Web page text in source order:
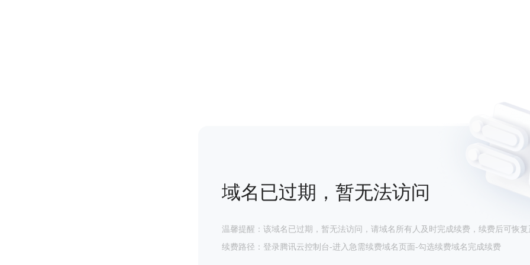
域名已过期，暂无法访问
温馨提醒：该域名已过期，暂无法访问，请域名所有人及时完成续费，续费后可恢复
续费路径：登录腾讯云控制台-进入急需续费域名页面-勾选续费域名完成续费